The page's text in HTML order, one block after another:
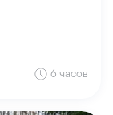
6 часов